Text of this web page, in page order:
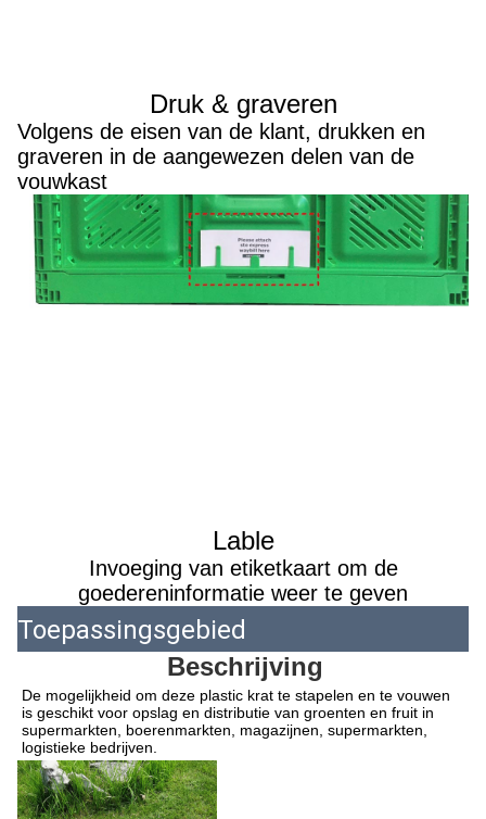
Druk & graveren
Volgens de eisen van de klant, drukken en
graveren in de aangewezen delen van de
vouwkast
Lable
Invoeging van etiketkaart om de
goedereninformatie weer te geven
Toepassingsgebied
Beschrijving
De mogelijkheid om deze plastic krat te stapelen en te vouwen
is geschikt voor opslag en distributie van groenten en fruit in
supermarkten, boerenmarkten, magazijnen, supermarkten,
logistieke bedrijven.